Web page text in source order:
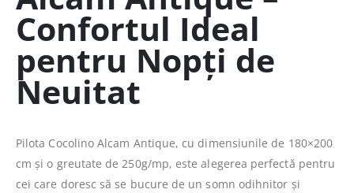
Confortul Ideal
pentru Nopți de
Neuitat
Pilota Cocolino Alcam Antique, cu dimensiunile de 180×200
cm și o greutate de 250g/mp, este alegerea perfectă pentru
cei care doresc să se bucure de un somn odihnitor și